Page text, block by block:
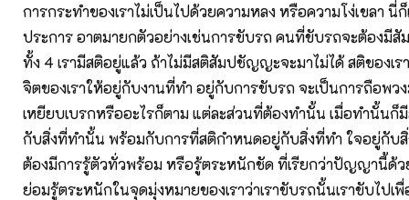
การกระทำของเราไม่เป็นไปด้วยความหลง หรือความโง่เขลา
ประการ อาตมายกตัวอย่างเช่นการขับรถ คนที่ขับรถจะต้องมี
ทั้ง 4 เรามีสติอยู่แล้ว ถ้าไม่มีสติสัมปชัญญะจะมาไม่ได้ สติของเ
จิตของเราให้อยู่กับงานที่ทำ อยู่กับการขับรถ จะเป็นการถือพว
เหยียบเบรกหรืออะไรก็ตาม แต่ละส่วนที่ต้องทำนั้น เมื่อทำนั้น
กับสิ่งที่ทำนั้น พร้อมกับการที่สติกำหนดอยู่กับสิ่งที่ทำ ใจอยู่กับ
ต้องมีการรู้ตัวทั่วพร้อม หรือรู้ตระหนักชัด ที่เรียกว่าปัญญานี้ด้วย
ย่อมรู้ตระหนักในจุดมุ่งหมายของเราว่าเราขับรถนั้นเราขับไปเพื่